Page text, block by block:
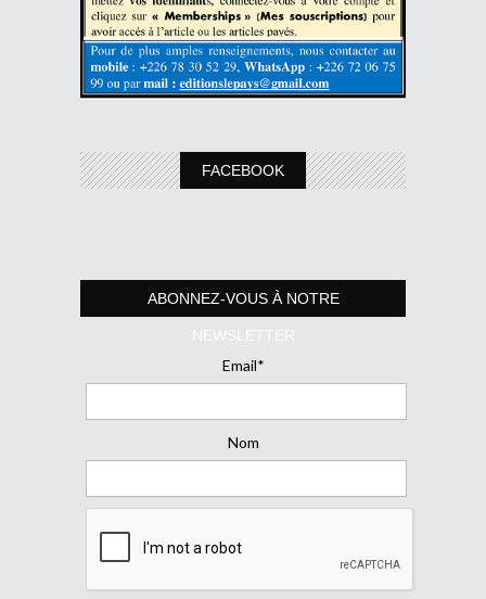
FACEBOOK
ABONNEZ-VOUS À NOTRE
NEWSLETTER
Email*
Nom